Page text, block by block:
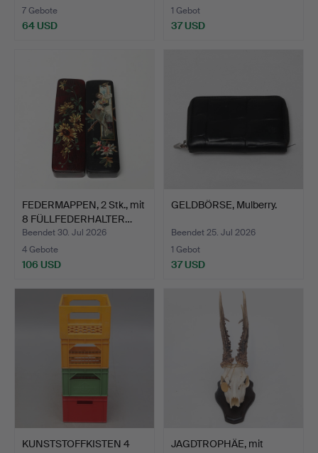
7 Gebote
64 USD
1 Gebot
37 USD
FEDERMAPPEN, 2 Stk., mit
8 FÜLLFEDERHALTER…
Beendet 30. Jul 2026
4 Gebote
106 USD
GELDBÖRSE, Mulberry.
Beendet 25. Jul 2026
1 Gebot
37 USD
KUNSTSTOFFKISTEN 4
JAGDTROPHÄE, mit